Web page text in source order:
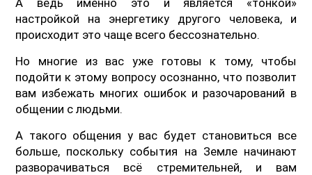
настройкой на энергетику другого человека, и
происходит это чаще всего бессознательно.
Но многие из вас уже готовы к тому, чтобы
подойти к этому вопросу осознанно, что позволит
вам избежать многих ошибок и разочарований в
общении с людьми.
А такого общения у вас будет становиться все
больше, поскольку события на Земле начинают
разворачиваться всё стремительней, и вам